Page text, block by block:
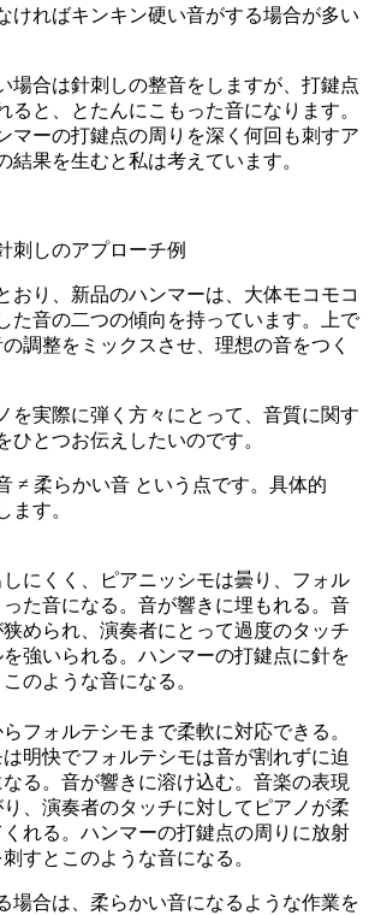
ければキンキン硬い音がする場合が多い
場合は針刺しの整音をしますが、打鍵点
ると、とたんにこもった音になります。
マーの打鍵点の周りを深く何回も刺すア
結果を生むと私は考えています。
刺しのアプローチ例
おり、新品のハンマーは、大体モコモコ
た音の二つの傾向を持っています。上で
調整をミックスさせ、理想の音をつく
を実際に弾く方々にとって、音質に関す
ひとつお伝えしたいのです。
≠ 柔らかい音 という点です。具体的
ます。
にくく、ピアニッシモは曇り、フォル
た音になる。音が響きに埋もれる。音
められ、演奏者にとって過度のタッチ
強いられる。ハンマーの打鍵点に針を
のような音になる。
フォルテシモまで柔軟に対応できる。
明快でフォルテシモは音が割れずに迫
る。音が響きに溶け込む。音楽の表現
、演奏者のタッチに対してピアノが柔
れる。ハンマーの打鍵点の周りに放射
すとこのような音になる。
場合は、柔らかい音になるような作業を